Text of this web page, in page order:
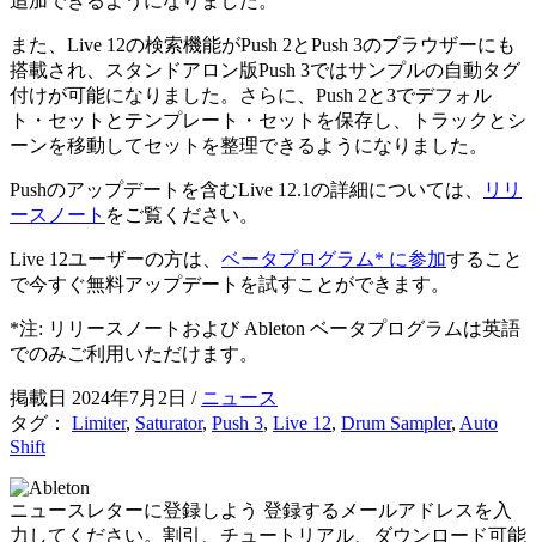
また、Live 12の検索機能がPush 2とPush 3のブラウザーにも
搭載され、スタンドアロン版Push 3ではサンプルの自動タグ
付けが可能になりました。さらに、Push 2と3でデフォル
ト・セットとテンプレート・セットを保存し、トラックとシ
ーンを移動してセットを整理できるようになりました。
Pushのアップデートを含むLive 12.1の詳細については、
リリ
ースノート をご覧ください。
Live 12ユーザーの方は、 ベータプログラム* に参加すること
で今すぐ無料アップデートを試すことができます。
*注: リリースノートおよび Ableton ベータプログラムは英語
でのみご利用いただけます。
掲載日 2024年7月2日 / ニュース
タグ： Limiter, Saturator, Push 3, Live 12, Drum Sampler, Auto
Shift
ニュースレターに登録しよう 登録するメールアドレスを入
力してください。割引、チュートリアル、ダウンロード可能